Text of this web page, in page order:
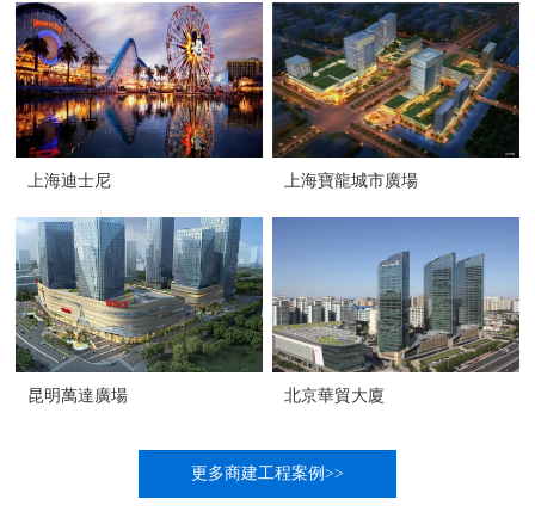
上海迪士尼 上海寶龍城市廣場
昆明萬達廣場 北京華貿大廈
更多商建工程案例>>